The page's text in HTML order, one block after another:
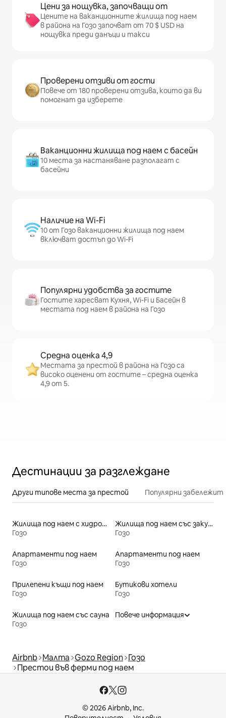
Цени за нощувка, започващи от
Цените на ваканционните жилища под наем
в района на Гозо започват от 70 $ USD на
нощувка преди данъци и такси
Проверени отзиви от гости
Повече от 180 проверени отзива, които да ви
помогнат да изберете
Ваканционни жилища под наем с басейн
10 места за настаняване разполагат с
басейни
Наличие на Wi-Fi
10 от Гозо ваканционни жилища под наем
включват достъп до Wi-Fi
Популярни удобства за гостите
Гостите харесват Кухня, Wi-Fi и Басейн в
местата под наем в района на Гозо
Средна оценка 4,9
Местата за престой в района на Гозо са
високо оценени от гостите – средна оценка
4,9 от 5.
Дестинации за разглеждане
Други типове места за престой Популярни
Жилища под наем с хидромасажна вана
Гозо
Жилища под наем със закуска
Гозо
Апартаменти под наем
Гозо
Апартаменти под наем
Гозо
Прилепени къщи под наем
Гозо
Бутикови хотели
Гозо
Жилища под наем със сауна
Гозо
Повече информация
Airbnb Малта Gozo Region Гозо
Престои във ферми под наем
© 2026 Airbnb, Inc.